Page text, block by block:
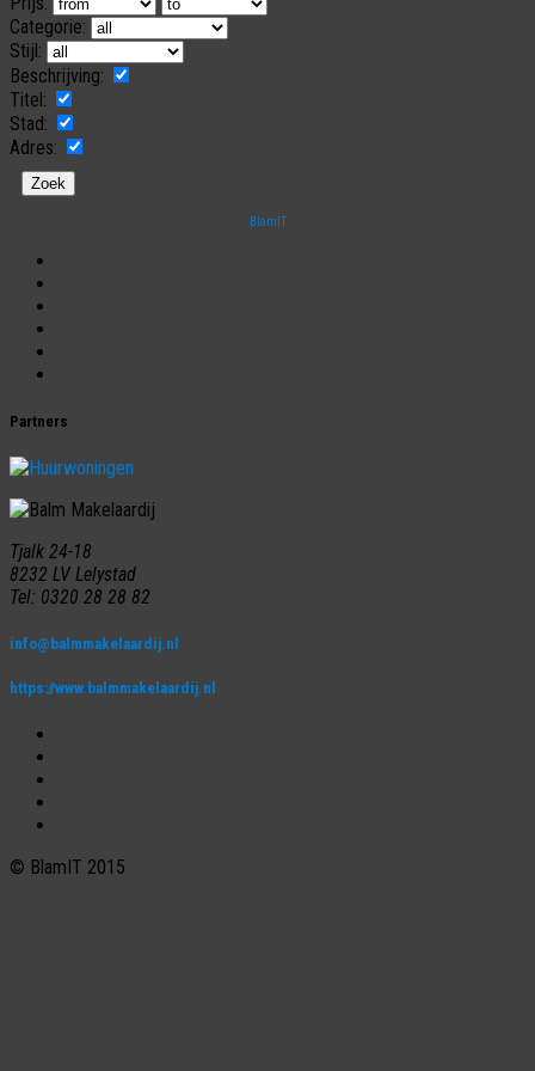
Categorie:
Stijl:
Beschrijving:
Titel:
Stad:
Adres:
BlamIT
Partners
Tjalk 24-18
8232 LV Lelystad
Tel: 0320 28 28 82
info@balmmakelaardij.nl
https://www.balmmakelaardij.nl
© BlamIT 2015